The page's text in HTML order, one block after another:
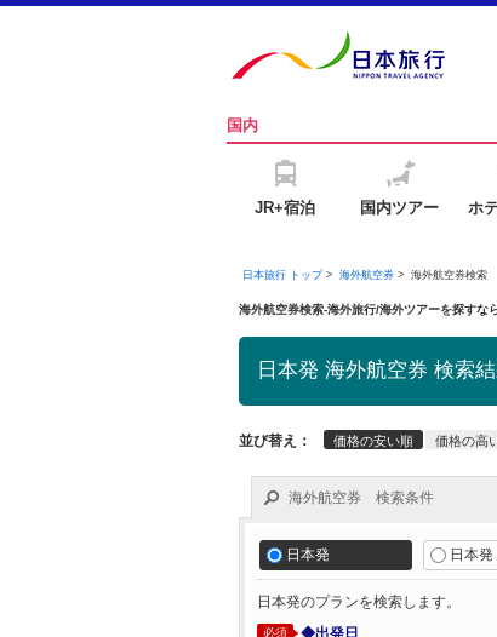
国内
JR+宿泊 国内ツアー ホ
日本旅行 トップ> 海外航空券> 海外航空券検索
海外航空券検索-海外旅行/海外ツアーを探すな
日本発 海外航空券 検索
並び替え： 価格の安い順 価格の高
海外航空券 検索条件
日本発 日本
日本発のプランを検索します。
必須 ◆出発日